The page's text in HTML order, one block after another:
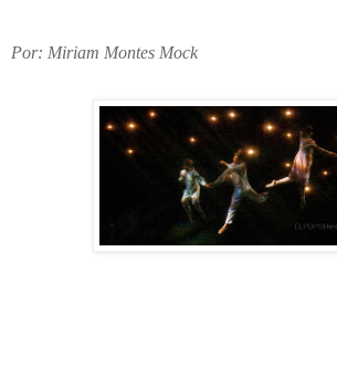
Por: Miriam Montes Mock